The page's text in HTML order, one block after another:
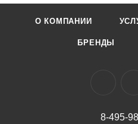
О КОМПАНИИ
БРЕНДЫ
8-495-